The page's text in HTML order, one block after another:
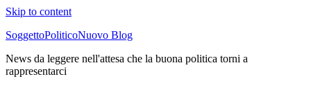
Skip to content
SoggettoPoliticoNuovo Blog
News da leggere nell'attesa che la buona politica torni a
rappresentarci